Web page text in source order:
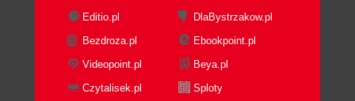
Editio.pl
DlaBystrzakow.pl
Bezdroza.pl
Ebookpoint.pl
Videopoint.pl
Beya.pl
Czytalisek.pl
Sploty